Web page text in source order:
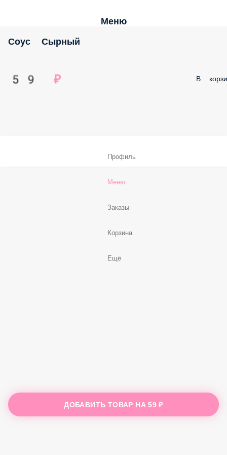
Меню
Соус Сырный
59 ₽ В
ДОБАВИТЬ ТОВАР НА59 ₽
Профиль
Меню
Заказы
Корзина
Ещё